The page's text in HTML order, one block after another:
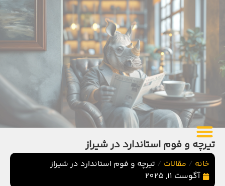
تیرچه و فوم استاندارد در شیراز
خانه / مقالات / تیرچه و فوم استاندارد در شیراز
آگوست 11, 2025